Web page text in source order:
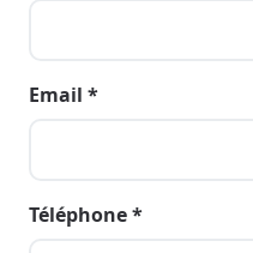
Email *
Téléphone *